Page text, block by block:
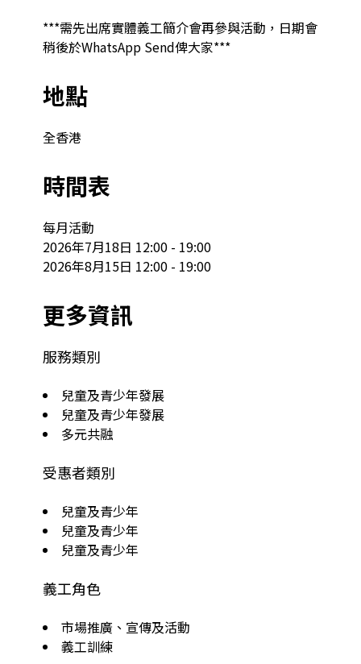
***需先出席實體義工簡介會再參與活動，日期會
稍後於WhatsApp Send俾大家***
地點
全香港
時間表
每月活動
2026年7月18日 12:00 - 19:00
2026年8月15日 12:00 - 19:00
更多資訊
服務類別
兒童及青少年發展
兒童及青少年發展
多元共融
受惠者類別
兒童及青少年
兒童及青少年
兒童及青少年
義工角色
市場推廣、宣傳及活動
義工訓練